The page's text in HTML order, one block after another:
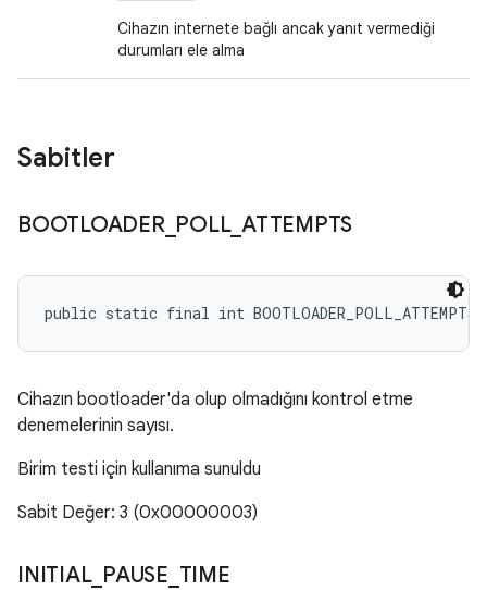
Cihazın internete bağlı ancak yanıt vermediği
durumları ele alma
Sabitler
BOOTLOADER_ POLL_ ATTEMPTS
public static final int BOOTLOADER_POLL_ATTEMPTS
Cihazın bootloader'da olup olmadığını kontrol etme
denemelerinin sayısı.
Birim testi için kullanıma sunuldu
Sabit Değer: 3 (0x00000003)
INITIAL_ PAUSE TIME